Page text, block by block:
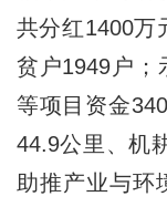
共分红1400万
贫户1949户；
等项目资金
44.9公里、机
助推产业与环